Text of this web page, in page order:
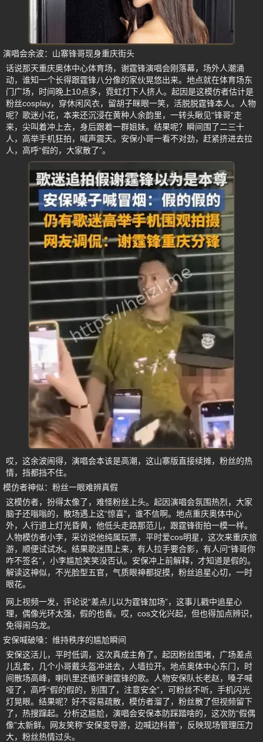
演唱会余波：山寨锋哥现身重庆街头
话说那天重庆奥体中心体育场，谢霆锋演唱会刚落幕，场外人潮涌
动，谁知一个长得跟霆锋八分像的家伙晃悠出来。地点就在体育场东
门广场，时间晚上10点多，霓虹灯下人挤人。起因是这模仿者估计是
粉丝cosplay，穿休闲风衣，留胡子眯眼一笑，活脱脱霆锋本人。人物
呢？歌迷小花，本来还沉浸在黄种人余韵里，一转头瞅见“锋哥”走
来，尖叫着冲上去，身后跟着一群姐妹。结果呢？瞬间围了二三十
人，高举手机狂拍，喊声震天。安保小哥一看不对劲，赶紧挤进去拉
人，高呼“假的，大家散了”。
哎，这余波闹得，演唱会本该是高潮，这山寨版直接续摊，粉丝的热
情，挡都挡不住。
模仿者神似：粉丝一眼难辨真假
这模仿者，扮得太像了，难怪粉丝上头。起因演唱会氛围热烈，大家
脑子还嗡嗡的，散场遇上这“惊喜”，谁不信啊。地点重庆奥体中心
外，人行道上灯光昏黄，他低头走路那范儿，跟霆锋街拍一模一样。
人物模仿者小李，采访说他纯属玩票，平时爱cos明星，这次来重庆旅
游，顺便试试水。结果歌迷围上来，有人拉手要合影，有人问“锋哥你
咋不签名”，小李尴尬笑笑没否认。安保冲上前解释，才知道是假的。
解读这神似，不光脸型五官，气质眼神都捉摸，粉丝追星心切，一时
眼花。
网上视频一发，评论说“差点儿以为霆锋加场”，这事儿戳中追星心
理，偶像光环太强，假的也香。哎，cos文化兴起，但也得加点辨识，
免得闹乌龙。
安保喊破嗓：维持秩序的尴尬瞬间
安保这活儿，平时低调，这次真成主角了。起因粉丝围堵，广场差点
儿乱套，几个小哥戴头盔冲进去，人墙拉开。地点奥体中心东门，时
间散场高峰，喇叭里还循环谢霆锋的歌。人物安保队长老赵，嗓子喊
哑了，高呼“假的假的，别围了，注意安全”，可粉丝不听，手机闪光
灯晃眼。结果呢？好不容易疏散，模仿者溜了，粉丝散了但视频留下
了，热搜蹿起。分析这尴尬，演唱会安保本防踩踏啥的，这次防“假偶
像”太新鲜。网友笑称“安保变导游，边喊边科普”，反映现场管理压力
大，粉丝热情过头。